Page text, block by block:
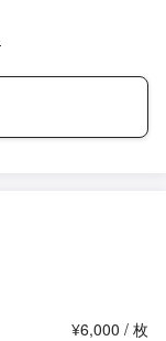
¥6,000 / 枚